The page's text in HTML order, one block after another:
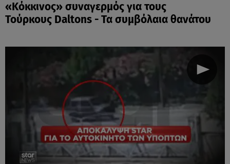
«Κόκκινος» συναγερμός για τους
Τούρκους Daltons - Τα συμβόλαια θανάτου